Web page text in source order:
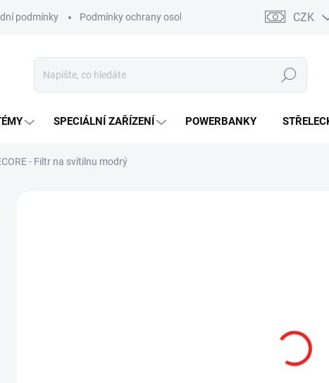
podmínky Podmínky ochrany osobních údajů Kontakty CZK
Hledat
SPECIÁLNÍ ZAŘÍZENÍ POWERBANKY
- Filtr na svítilnu modrý